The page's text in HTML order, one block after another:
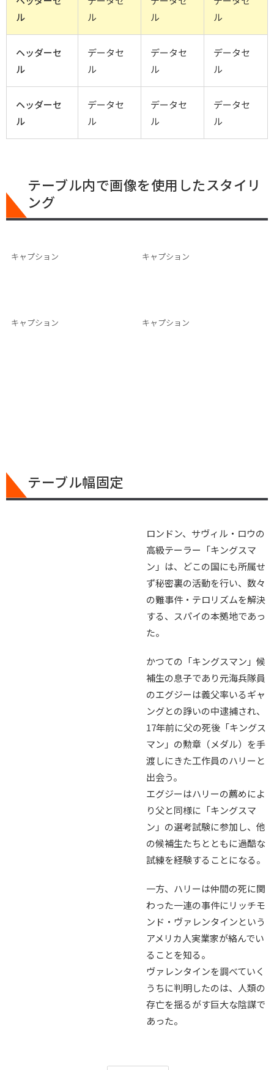
ル
ル
ル
ル
ヘッダーセ
ル
データセ
ル
データセ
ル
データセ
ル
ヘッダーセ
ル
データセ
ル
データセ
ル
データセ
ル
テーブル内で画像を使用したスタイリ
ング​
キャプション キャプション
キャプション キャプション
テーブル幅固定​
ロンドン、サヴィル・ロウの
高級テーラー「キングスマ
ン」は、どこの国にも所属せ
ず秘密裏の活動を行い、数々
の難事件・テロリズムを解決
する、スパイの本拠地であっ
た。
かつての「キングスマン」候
補生の息子であり元海兵隊員
のエグジーは義父率いるギャ
ングとの諍いの中逮捕され、
17年前に父の死後「キングス
マン」の勲章（メダル）を手
渡しにきた工作員のハリーと
出会う。
エグジーはハリーの薦めによ
り父と同様に「キングスマ
ン」の選考試験に参加し、他
の候補生たちとともに過酷な
試練を経験することになる。
一方、ハリーは仲間の死に関
わった一連の事件にリッチモ
ンド・ヴァレンタインという
アメリカ人実業家が絡んでい
ることを知る。
ヴァレンタインを調べていく
うちに判明したのは、人類の
存亡を揺るがす巨大な陰謀で
あった。